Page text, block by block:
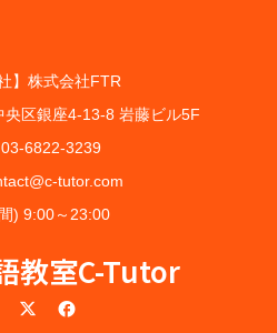
】株式会社FTR
区銀座4-13-8 岩藤ビル5F
6822-3239
tutor.com
) 9:00～23:00
教室C-Tutor